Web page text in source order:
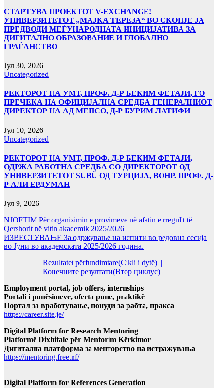
СТАРТУВА ПРОЕКТОТ V-EXCHANGE!
УНИВЕРЗИТЕТОТ „МАЈКА ТЕРЕЗА“ ВО СКОПЈЕ ЈА
ПРЕДВОДИ МЕЃУНАРОДНАТА ИНИЦИЈАТИВА ЗА
ДИГИТАЛНО ОБРАЗОВАНИЕ И ГЛОБАЛНО
ГРАЃАНСТВО
Јул 30, 2026
Uncategorized
РЕКТОРОТ НА УМТ, ПРОФ. Д-Р БЕКИМ ФЕТАЈИ, ГО
ПРЕЧЕКА НА ОФИЦИЈАЛНА СРЕДБА ГЕНЕРАЛНИОТ
ДИРЕКТОР НА АД МЕПСО, Д-Р БУРИМ ЛАТИФИ
Јул 10, 2026
Uncategorized
РЕКТОРОТ НА УМТ, ПРОФ. Д-Р БЕКИМ ФЕТАЈИ,
ОДРЖА РАБОТНА СРЕДБА СО ДИРЕКТОРОТ ОД
УНИВЕРЗИТЕТОТ SUBÜ ОД ТУРЦИЈА, ВОНР. ПРОФ. Д-
Р АЛИ ЕРДУМАН
Јул 9, 2026
NJOFTIM Për organizimin e provimeve në afatin e rregullt të
Qershorit në vitin akademik 2025/2026
ИЗВЕСТУВАЊЕ За одржување на испити во редовна сесија
во Јуни во академската 2025/2026 година.
Rezultatet përfundimtare(Cikli i dytë) ||
Конечните резултати(Втор циклус)
Employment portal, job offers, internships
Portali i punësimeve, oferta pune, praktikë
Портал за вработување, понуди за рабта, пракса
https://career.site.je/
Digital Platform for Research Mentoring
Platformë Dixhitale për Mentorim Kërkimor
Дигитална платформа за менторство на истражувања
https://mentoring.free.nf/
Digital Platform for References Generation